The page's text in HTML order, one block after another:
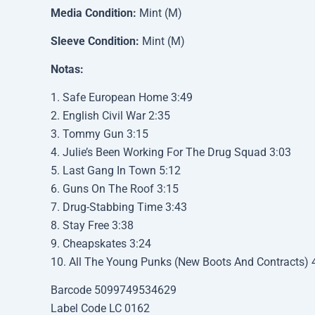
Media Condition: Mint (M)
Sleeve Condition: Mint (M)
Notas:
1. Safe European Home 3:49
2. English Civil War 2:35
3. Tommy Gun 3:15
4. Julie’s Been Working For The Drug Squad 3:03
5. Last Gang In Town 5:12
6. Guns On The Roof 3:15
7. Drug-Stabbing Time 3:43
8. Stay Free 3:38
9. Cheapskates 3:24
10. All The Young Punks (New Boots And Contracts)
Barcode 5099749534629
Label Code LC 0162